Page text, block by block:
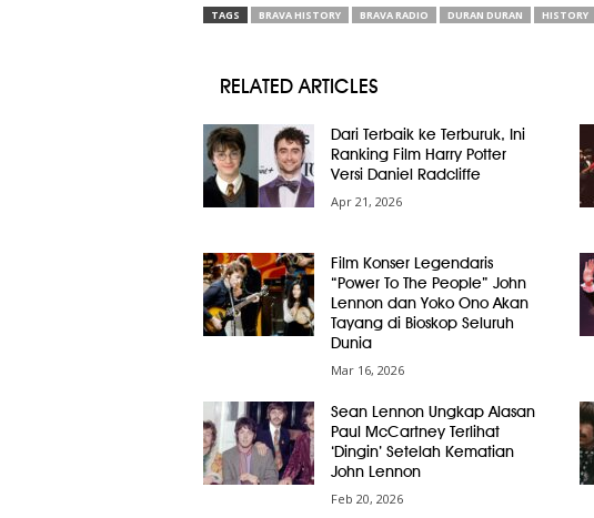
TAGS BRAVA HISTORY BRAVA RADIO DURAN DURAN HISTORY
RELATED ARTICLES
Dari Terbaik ke Terburuk, Ini
Ranking Film Harry Potter
Versi Daniel Radcliffe
Apr 21, 2026
Film Konser Legendaris
“Power To The People” John
Lennon dan Yoko Ono Akan
Tayang di Bioskop Seluruh
Dunia
Mar 16, 2026
Sean Lennon Ungkap Alasan
Paul McCartney Terlihat
‘Dingin’ Setelah Kematian
John Lennon
Feb 20, 2026